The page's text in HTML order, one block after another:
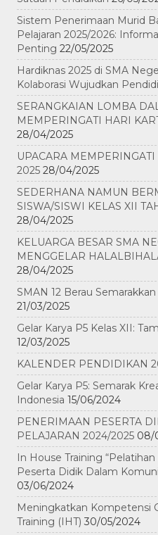
Sistem Penerimaan Murid
Pelajaran 2025/2026:
Penting 22/05/2025
Hardiknas 2025 di SMA
Kolaborasi Wujudkan
SERANGKAIAN LOMBA
MEMPERINGATI HARI
28/04/2025
UPACARA
2025 28/04/2025
SEDERHANA NAMUN
SISWA/SISWI KELAS XII
28/04/2025
KELUARGA BESAR SMA
MENGGELAR
28/04/2025
SMAN 12 Berau
21/03/2025
Gelar Karya P5 Kelas XII:
12/03/2025
KALENDER PENDIDIKAN
Gelar Karya P5: Semarak
Indonesia 15/06/2024
PENERIMAAN PESERTA
PELAJARAN 2024/2025 08/
In House Training
Peserta Didik Dalam
03/06/2024
Meningkatkan Kompetensi
Training (IHT) 30/05/2024